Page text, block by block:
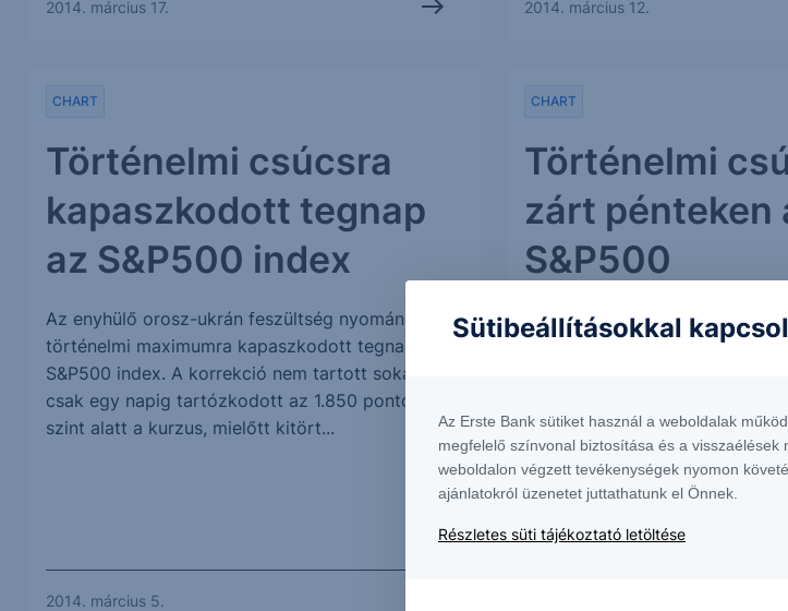
2014. március 17. 2014. március 12.
Történelmi csúcsra
kapaszkodott tegnap
az S&P500 index
CHART
Az enyhülő orosz-ukrán feszültség nyomán új
történelmi maximumra kapaszkodott tegnap az
S&P500 index. A korrekció nem tartott sokáig,
csak egy napig tartózkodott az 1.850 pontos
szint alatt a kurzus, mielőtt kitört...
2014. március 5.
Történelmi
zárt pénteken
S&P500
CHART
Pénteken történelmi csúcson
index, így ismét egy erős hetet
kereskedésben negatívan
Sütibeállításokkal
Az Erste Bank sütiket használ a weboldalak
megfelelő színvonal biztosítása és a visszaélések
weboldalon végzett tevékenységek nyomon
ajánlatokról üzenetet juttathatunk el Önnek.
Részletes süti tájékoztató letöltése